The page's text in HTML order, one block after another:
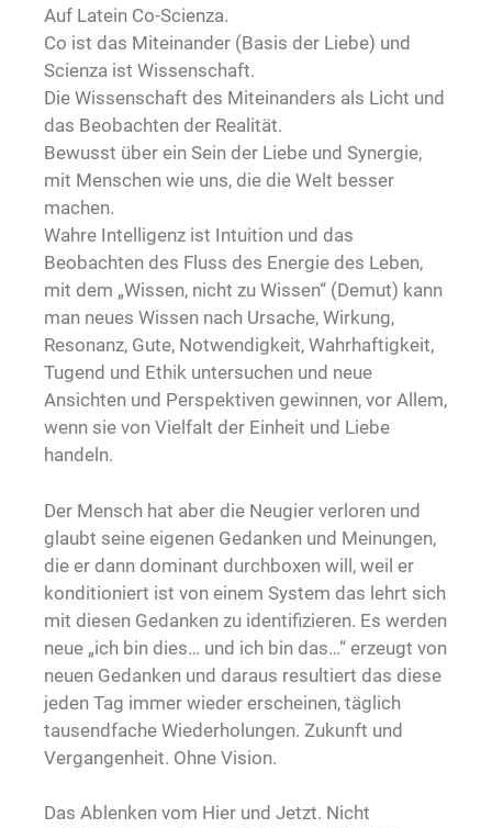
Auf Latein Co-Scienza.
Co ist das Miteinander (Basis der Liebe) und
Scienza ist Wissenschaft.
Die Wissenschaft des Miteinanders als Licht und
das Beobachten der Realität.
Bewusst über ein Sein der Liebe und Synergie,
mit Menschen wie uns, die die Welt besser
machen.
Wahre Intelligenz ist Intuition und das
Beobachten des Fluss des Energie des Leben,
mit dem „Wissen, nicht zu Wissen“ (Demut) kann
man neues Wissen nach Ursache, Wirkung,
Resonanz, Gute, Notwendigkeit, Wahrhaftigkeit,
Tugend und Ethik untersuchen und neue
Ansichten und Perspektiven gewinnen, vor Allem,
wenn sie von Vielfalt der Einheit und Liebe
handeln.
Der Mensch hat aber die Neugier verloren und
glaubt seine eigenen Gedanken und Meinungen,
die er dann dominant durchboxen will, weil er
konditioniert ist von einem System das lehrt sich
mit diesen Gedanken zu identifizieren. Es werden
neue „ich bin dies… und ich bin das…“ erzeugt von
neuen Gedanken und daraus resultiert das diese
jeden Tag immer wieder erscheinen, täglich
tausendfache Wiederholungen. Zukunft und
Vergangenheit. Ohne Vision.
Das Ablenken vom Hier und Jetzt. Nicht